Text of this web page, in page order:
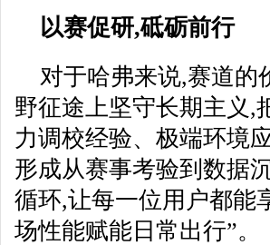
以赛促研,砥砺前行
对于哈弗来说,赛道的
野征途上坚守长期主义,
力调校经验、极端环境
形成从赛事考验到数据
循环,让每一位用户都能
场性能赋能日常出行”。